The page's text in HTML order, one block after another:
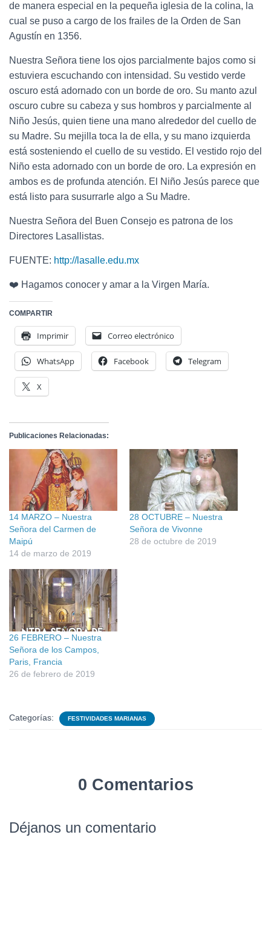
de manera especial en la pequeña iglesia de la colina, la
cual se puso a cargo de los frailes de la Orden de San
Agustín en 1356.
Nuestra Señora tiene los ojos parcialmente bajos como si
estuviera escuchando con intensidad. Su vestido verde
oscuro está adornado con un borde de oro. Su manto azul
oscuro cubre su cabeza y sus hombros y parcialmente al
Niño Jesús, quien tiene una mano alrededor del cuello de
su Madre. Su mejilla toca la de ella, y su mano izquierda
está sosteniendo el cuello de su vestido. El vestido rojo del
Niño esta adornado con un borde de oro. La expresión en
ambos es de profunda atención. El Niño Jesús parece que
está listo para susurrarle algo a Su Madre.
Nuestra Señora del Buen Consejo es patrona de los
Directores Lasallistas.
FUENTE: http://lasalle.edu.mx
❤️ Hagamos conocer y amar a la Virgen María.
COMPARTIR
Imprimir Correo electrónico
WhatsApp Facebook Telegram
X
Publicaciones Relacionadas:
14 MARZO – Nuestra
Señora del Carmen de
Maipú
14 de marzo de 2019
28 OCTUBRE – Nuestra
Señora de Vivonne
28 de octubre de 2019
26 FEBRERO – Nuestra
Señora de los Campos,
Paris, Francia
26 de febrero de 2019
Categorías: FESTIVIDADES MARIANAS
0 Comentarios
Déjanos un comentario